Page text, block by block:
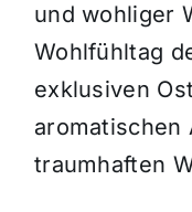
und wohliger
Wohlfühltag
exklusiven
aromatischen
traumhaften